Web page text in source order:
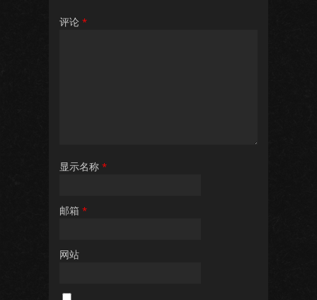
评论 *
显示名称 *
邮箱 *
网站